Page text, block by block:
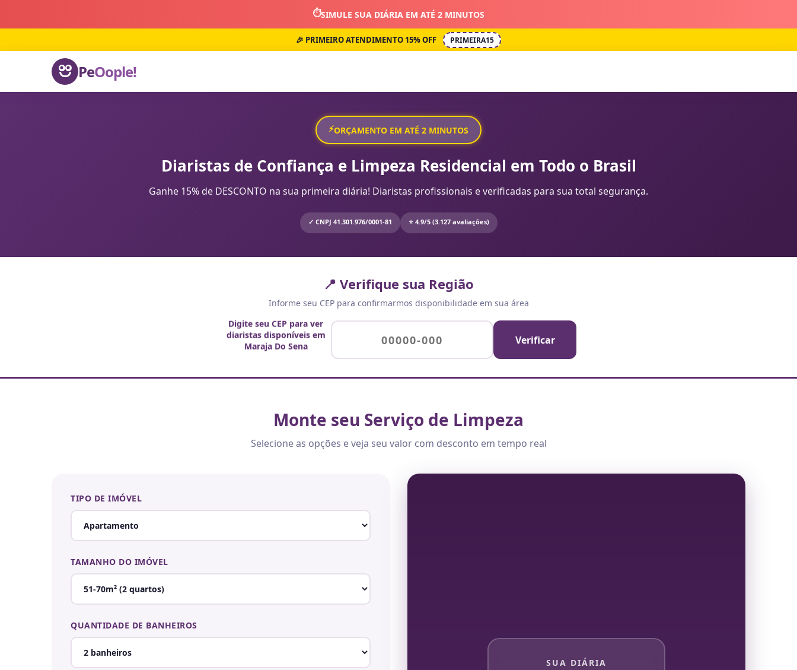
⏱️SIMULE SUA DIÁRIA EM ATÉ 2 MINUTOS
🎉 PRIMEIRO ATENDIMENTO 15% OFF PRIMEIRA15
PeOople!
⚡ORÇAMENTO EM ATÉ 2 MINUTOS
Diaristas de Confiança e Limpeza Residencial em Todo o Brasil
Ganhe 15% de DESCONTO na sua primeira diária! Diaristas profissionais e verificadas para sua total segurança.
✓ CNPJ 41.301.976/0001-81 ⭐ 4.9/5 (3.127 avaliações)
📍 Verifique sua Região
Informe seu CEP para confirmarmos disponibilidade em sua área
Digite seu CEP para ver
diaristas disponíveis em
Maraja Do Sena
Verificar
Monte seu Serviço de Limpeza
Selecione as opções e veja seu valor com desconto em tempo real
TIPO DE IMÓVEL
TAMANHO DO IMÓVEL
QUANTIDADE DE BANHEIROS
SUA DIÁRIA